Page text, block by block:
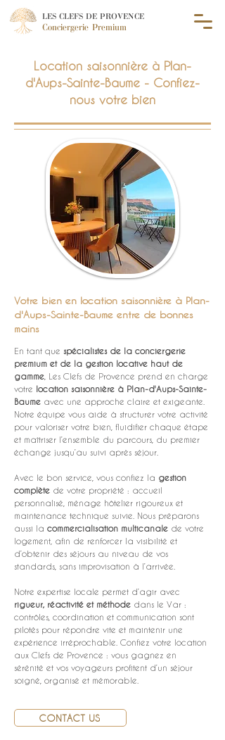
LES CLEFS DE PROVENCE
Conciergerie Premium
Location saisonnière à Plan-
d'Aups-Sainte-Baume - Confiez-
nous votre bien
Votre bien en location saisonnière à Plan-
d'Aups-Sainte-Baume entre de bonnes
mains
En tant que spécialistes de la conciergerie
premium et de la gestion locative haut de
gamme , Les Clefs de Provence prend en charge
votre location saisonnière à Plan-d'Aups-Sainte-
Baume avec une approche claire et exigeante.
Notre équipe vous aide à structurer votre activité
pour valoriser votre bien, fluidifier chaque étape
et maîtriser l’ensemble du parcours, du premier
échange jusqu’au suivi après séjour.
Avec le bon service, vous confiez la gestion
complète de votre propriété : accueil
personnalisé, ménage hôtelier rigoureux et
maintenance technique suivie. Nous préparons
aussi la commercialisation multicanale de votre
logement, afin de renforcer la visibilité et
d’obtenir des séjours au niveau de vos
standards, sans improvisation à l’arrivée.
Notre expertise locale permet d’agir avec
rigueur, réactivité et méthode dans le Var :
contrôles, coordination et communication sont
pilotés pour répondre vite et maintenir une
expérience irréprochable. Confiez votre location
aux Clefs de Provence : vous gagnez en
sérénité et vos voyageurs profitent d’un séjour
soigné, organisé et mémorable.
CONTACT US